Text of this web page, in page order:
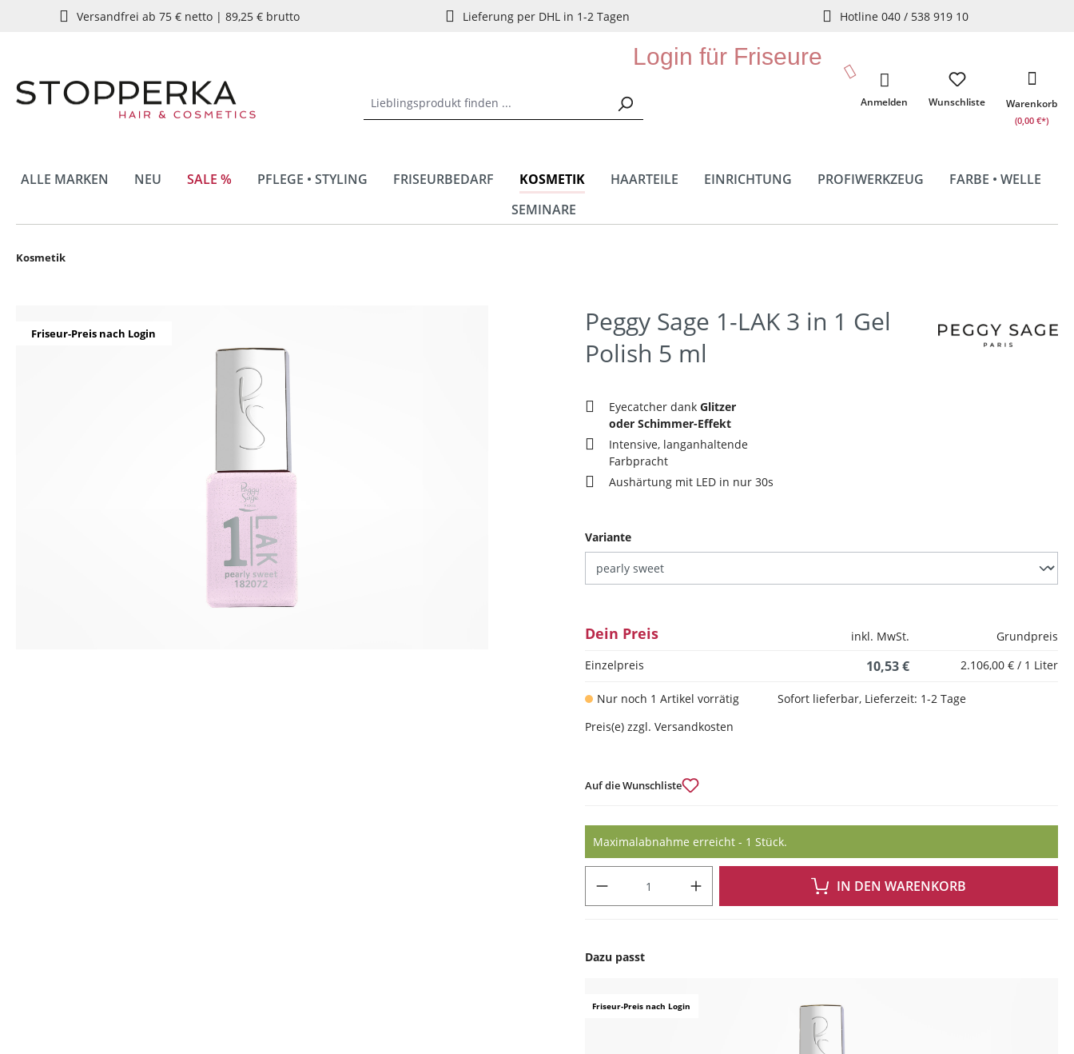
Zur Hauptnavigation springen
Versandfrei ab 75 € netto | 89,25 € brutto Lieferung per DHL in 1-2 Tagen Hotline 040 / 538 919 10
Login für Friseure
Wunschliste
Anmelden Warenkorb
(0,00 €*)
ALLE MARKEN NEU SALE % PFLEGE • STYLING FRISEURBEDARF KOSMETIK HAARTEILE EINRICHTUNG PROFIWERKZEUG
FARBE • WELLE
SEMINARE
Kosmetik
Friseur-Preis nach Login
Peggy Sage 1-LAK 3 in 1 Gel
Polish 5 ml
Eyecatcher dank Glitzer
oder Schimmer-Effekt
Intensive, langanhaltende
Farbpracht
Aushärtung mit LED in nur 30s
Varianteauswählen
Dein Preis inkl. MwSt.
Grundpreis
Einzelpreis
10,53 € 2.106,00 € / 1 Liter
Nur noch 1 Artikel vorrätig
Sofort lieferbar, Lieferzeit: 1-2 Tage
Preis(e) zzgl. Versandkosten
Auf die Wunschliste
Maximalabnahme erreicht - 1 Stück.
IN DEN WARENKORB
Dazu passt
Friseur-Preis nach Login